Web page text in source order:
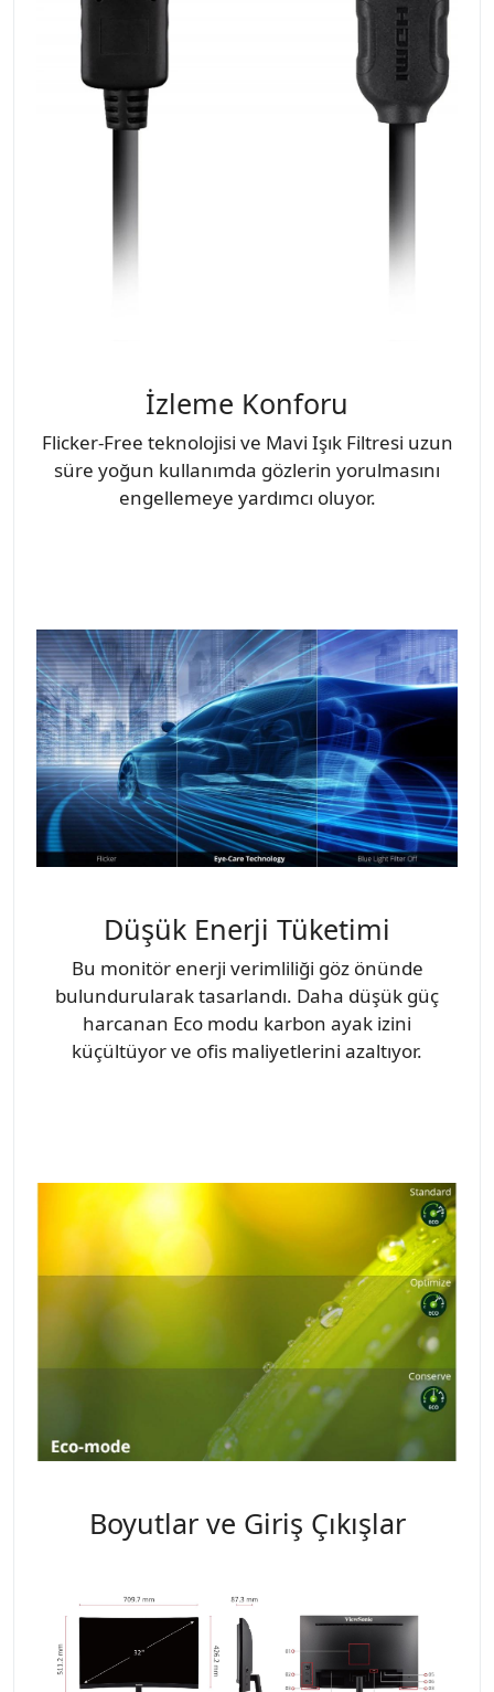
İzleme Konforu
Flicker-Free teknolojisi ve Mavi Işık Filtresi uzun
süre yoğun kullanımda gözlerin yorulmasını
engellemeye yardımcı oluyor.
Düşük Enerji Tüketimi
Bu monitör enerji verimliliği göz önünde
bulundurularak tasarlandı. Daha düşük güç
harcanan Eco modu karbon ayak izini
küçültüyor ve ofis maliyetlerini azaltıyor.
Boyutlar ve Giriş Çıkışlar